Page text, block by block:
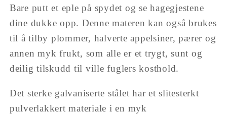
Bare putt et eple på spydet og se hagegjestene
dine dukke opp. Denne materen kan også brukes
til å tilby plommer, halverte appelsiner, pærer og
annen myk frukt, som alle er et trygt, sunt og
deilig tilskudd til ville fuglers kosthold.
Det sterke galvaniserte stålet har et slitesterkt
pulverlakkert materiale i en myk